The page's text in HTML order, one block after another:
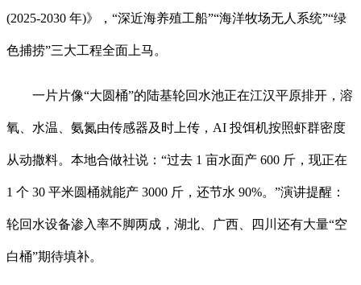
(2025-2030 年)》，“深近海养殖工船”“海洋牧场无人系统”“绿
色捕捞”三大工程全面上马。
一片片像“大圆桶”的陆基轮回水池正在江汉平原排开，溶
氧、水温、氨氮由传感器及时上传，AI 投饵机按照虾群密度
从动撒料。本地合做社说：“过去 1 亩水面产 600 斤，现正在
1 个 30 平米圆桶就能产 3000 斤，还节水 90%。”演讲提醒：
轮回水设备渗入率不脚两成，湖北、广西、四川还有大量“空
白桶”期待填补。